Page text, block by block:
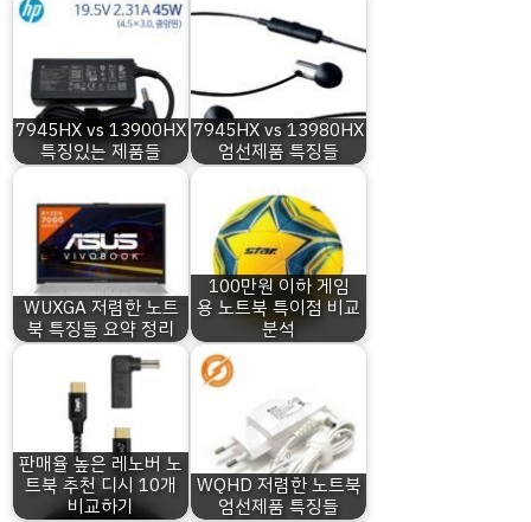
7945HX vs 13900HX
특징있는 제품들
7945HX vs 13980HX
엄선제품 특징들
WUXGA 저렴한 노트
북 특징들 요약 정리
100만원 이하 게임
용 노트북 특이점 비교
분석
판매율 높은 레노버 노
트북 추천 디시 10개
비교하기
WQHD 저렴한 노트북
엄선제품 특징들